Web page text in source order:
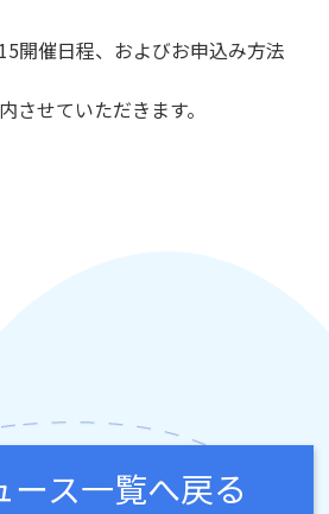
開催日程、およびお申込み方法
させていただきます。
ース一覧へ戻る